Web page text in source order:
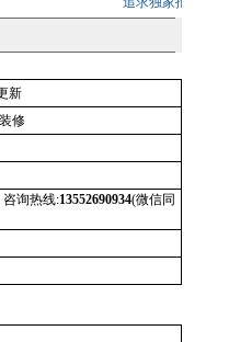
新
修
询热线:13552690934(微信同